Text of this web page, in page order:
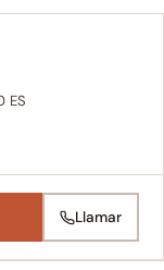
ES
Llamar